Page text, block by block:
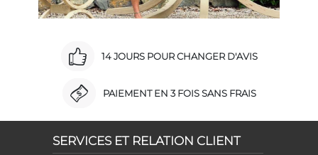
14 JOURS POUR CHANGER D'AVIS
PAIEMENT EN 3 FOIS SANS FRAIS
SERVICES ET RELATION CLIENT